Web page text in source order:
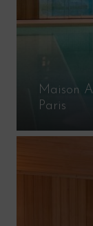
Maison
Paris